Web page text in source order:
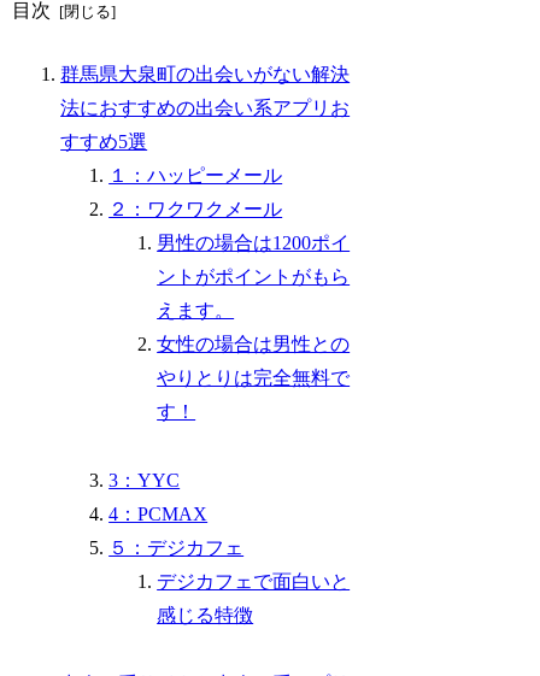
目次
群馬県大泉町の出会いがない解決
法におすすめの出会い系アプリお
すすめ5選
１：ハッピーメール
２：ワクワクメール
男性の場合は1200ポイ
ントがポイントがもら
えます。
女性の場合は男性との
やりとりは完全無料で
す！
3：YYC
4：PCMAX
５：デジカフェ
デジカフェで面白いと
感じる特徴